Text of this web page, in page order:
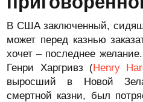
В США заключенный,
может перед казнью
хочет – последнее
Генри Харгривз (Henry
выросший в Новой
смертной казни, был